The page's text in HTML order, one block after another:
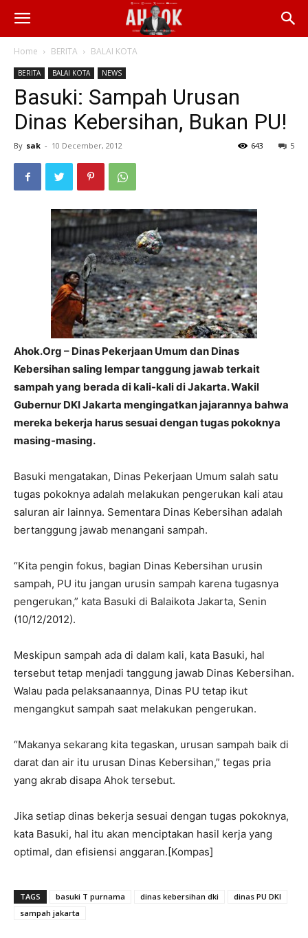
Home BERITA BALAI KOTA
BERITA BALAI KOTA NEWS
Basuki: Sampah Urusan
Dinas Kebersihan, Bukan PU!
By sak - 10 December, 2012 5
643
Ahok.Org – Dinas Pekerjaan Umum dan Dinas
Kebersihan saling lempar tanggung jawab terkait
sampah yang berada di kali-kali di Jakarta. Wakil
Gubernur DKI Jakarta mengingatkan jajarannya bahwa
mereka bekerja harus sesuai dengan tugas pokoknya
masing-masing.
Basuki mengatakan, Dinas Pekerjaan Umum salah satu
tugas pokoknya adalah melakukan pengerukan kali atau
saluran air lainnya. Sementara Dinas Kebersihan adalah
bertanggung jawab menangani sampah.
“Kita pengin fokus, bagian Dinas Kebersihan urusin
sampah, PU itu jangan urusin sampah karena tugasnya
pengerukan,” kata Basuki di Balaikota Jakarta, Senin
(10/12/2012).
Meskipun sampah ada di dalam kali, kata Basuki, hal
tersebut tetap menjadi tanggung jawab Dinas Kebersihan.
Walau pada pelaksanaannya, Dinas PU tetap ikut
mengangkut sampah saat melakukan pengerukan.
“Makanya sekarang kita tegaskan, urusan sampah baik di
darat dan air itu urusan Dinas Kebersihan,” tegas pria
yang akrab disapa Ahok tersebut.
Jika setiap dinas bekerja sesuai dengan tugas pokoknya,
kata Basuki, hal itu akan menciptakan hasil kerja yang
optimal, dan efisiensi anggaran.[Kompas]
TAGS basuki T purnama dinas kebersihan dki
dinas PU DKI
sampah jakarta